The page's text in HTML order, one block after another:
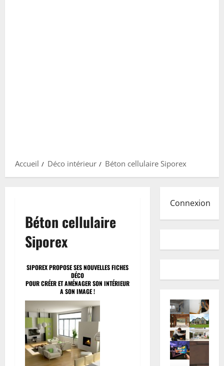
Accueil Déco intérieur Béton cellulaire Siporex
Béton cellulaire
Siporex
SIPOREX PROPOSE SES NOUVELLES FICHES
DÉCO
POUR CRÉER ET AMÉNAGER SON INTÉRIEUR
A SON IMAGE !
Connexion